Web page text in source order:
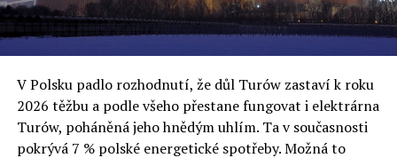
uvěří a nebudou se ptát na podrobnosti,“ řekl Rafał
Ziemkiewicz, redaktor týdeníku Do Rzeczy a ironicky
dodal: „Když se nynějšímu vedení státního hřebčince
podařilo prodat na aukci 10 plemenných koní za 600
000 euro, bylo to provládními médii oslavované jako
velký úspěch. Za vlády PiS se 14 koní prodalo za 2,5
milionu euro, což bylo stejnou mediální partou
V Polsku padlo rozhodnutí, že důl Turów zastaví k roku
2026 těžbu a podle všeho přestane fungovat i elektrárna
Turów, poháněná jeho hnědým uhlím. Ta v současnosti
pokrývá 7 % polské energetické spotřeby. Možná to